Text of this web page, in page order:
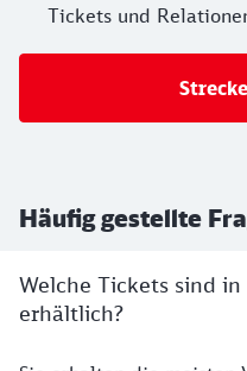
Tickets und
Häufig gestellte
Welche Tickets sind
erhältlich?